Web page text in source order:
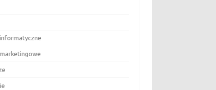
informatyczne
marketingowe